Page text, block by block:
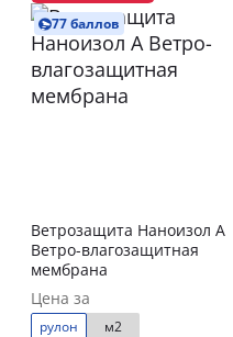
77 баллов
Ветрозащита Наноизол А
Ветро-влагозащитная
мембрана
Цена за
рулон м2